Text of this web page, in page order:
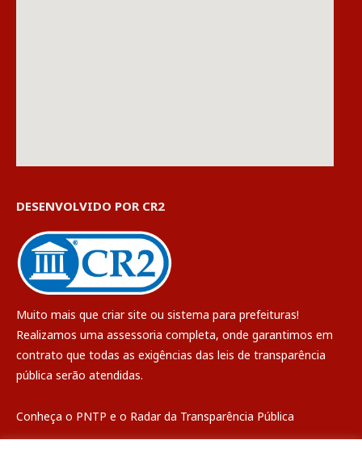
DESENVOLVIDO POR CR2
Muito mais que criar site ou sistema para prefeituras!
Realizamos uma assessoria completa, onde garantimos em
contrato que todas as exigências das leis de transparência
pública serão atendidas.
Conheça o PNTP e o Radar da Transparência Pública